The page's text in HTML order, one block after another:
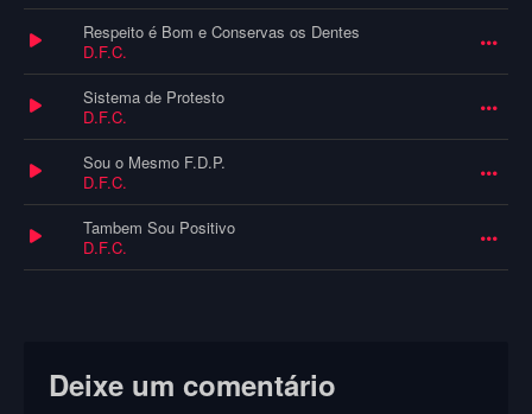
Respeito é Bom e Conservas os Dentes
D.F.C.
Sistema de Protesto
D.F.C.
Sou o Mesmo F.D.P.
D.F.C.
Tambem Sou Positivo
D.F.C.
Deixe um comentário